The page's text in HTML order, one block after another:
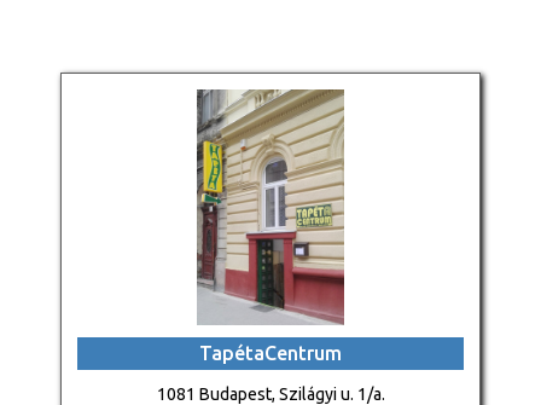
TapétaCentrum
1081 Budapest, Szilágyi u. 1/a.